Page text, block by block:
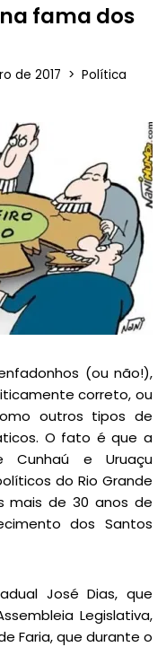
fama dos
de 2017 Política
(ou não!),
correto, ou
outros tipos de
O fato é que a
Cunhaú e Uruaçu
do Rio Grande
mais de 30 anos de
dos Santos
José Dias, que
Legislativa,
Faria, que durante o